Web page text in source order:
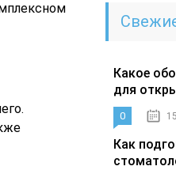
Какое
для
0
Как